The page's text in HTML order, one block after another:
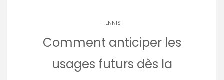
TENNIS
Comment anticiper les
usages futurs dès la